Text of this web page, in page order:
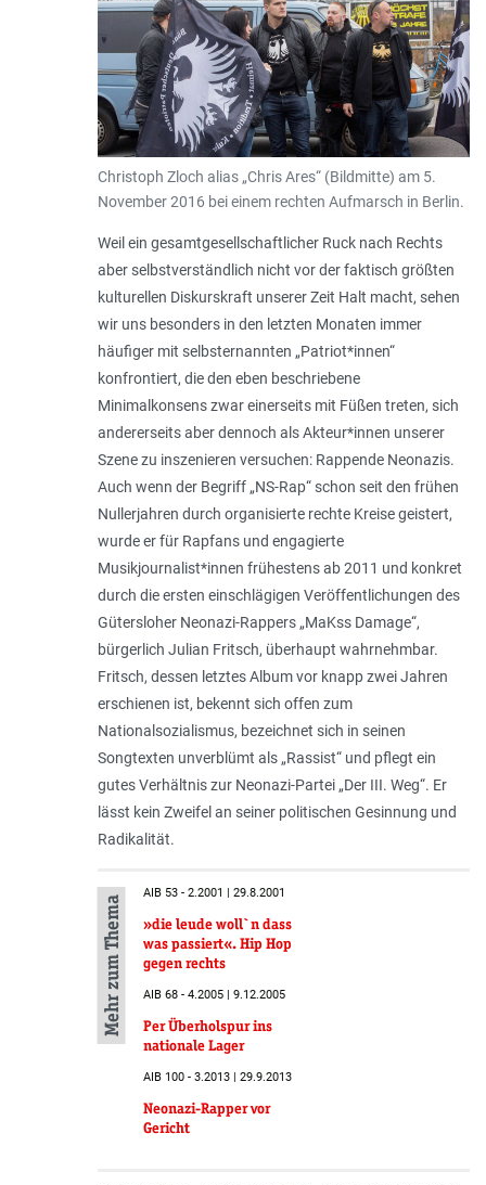
Christoph Zloch alias „Chris Ares“ (Bildmitte) am 5.
November 2016 bei einem rechten Aufmarsch in Berlin.
Weil ein gesamtgesellschaftlicher Ruck nach Rechts
aber selbstverständlich nicht vor der faktisch größten
kulturellen Diskurskraft unserer Zeit Halt macht, sehen
wir uns besonders in den letzten Monaten immer
häufiger mit selbsternannten „Patriot*innen“
konfrontiert, die den eben beschriebene
Minimalkonsens zwar einerseits mit Füßen treten, sich
andererseits aber dennoch als Akteur*innen unserer
Szene zu inszenieren versuchen: Rappende Neonazis.
Auch wenn der Begriff „NS-Rap“ schon seit den frühen
Nullerjahren durch organisierte rechte Kreise geistert,
wurde er für Rapfans und engagierte
Musikjournalist*innen frühestens ab 2011 und konkret
durch die ersten einschlägigen Veröffentlichungen des
Gütersloher Neonazi-Rappers „MaKss Damage“,
bürgerlich Julian Fritsch, überhaupt wahrnehmbar.
Fritsch, dessen letztes Album vor knapp zwei Jahren
erschienen ist, bekennt sich offen zum
Nationalsozialismus, bezeichnet sich in seinen
Songtexten unverblümt als „Rassist“ und pflegt ein
gutes Verhältnis zur Neonazi-Partei „Der III. Weg“. Er
lässt kein Zweifel an seiner politischen Gesinnung und
Radikalität.
Mehr zum Thema
AIB 53 - 2.2001 | 29.8.2001
»die leude woll`n dass
was passiert«. Hip Hop
gegen rechts
AIB 68 - 4.2005 | 9.12.2005
Per Überholspur ins
nationale Lager
AIB 100 - 3.2013 | 29.9.2013
Neonazi-Rapper vor
Gericht